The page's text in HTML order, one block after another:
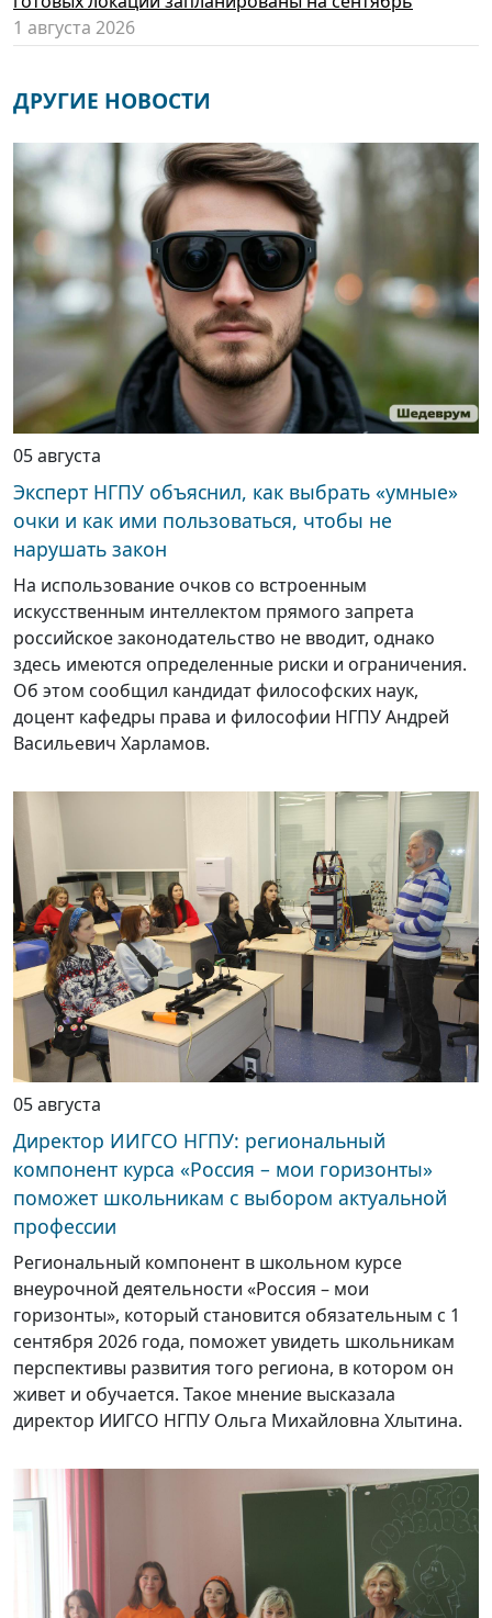
1 августа 2026
ДРУГИЕ НОВОСТИ
05 августа
Эксперт НГПУ объяснил, как выбрать «умные»
очки и как ими пользоваться, чтобы не
нарушать закон
На использование очков со встроенным
искусственным интеллектом прямого запрета
российское законодательство не вводит, однако
здесь имеются определенные риски и ограничения.
Об этом сообщил кандидат философских наук,
доцент кафедры права и философии НГПУ Андрей
Васильевич Харламов.
05 августа
Директор ИИГСО НГПУ: региональный
компонент курса «Россия – мои горизонты»
поможет школьникам с выбором актуальной
профессии
Региональный компонент в школьном курсе
внеурочной деятельности «Россия – мои
горизонты», который становится обязательным с 1
сентября 2026 года, поможет увидеть школьникам
перспективы развития того региона, в котором он
живет и обучается. Такое мнение высказала
директор ИИГСО НГПУ Ольга Михайловна Хлытина.